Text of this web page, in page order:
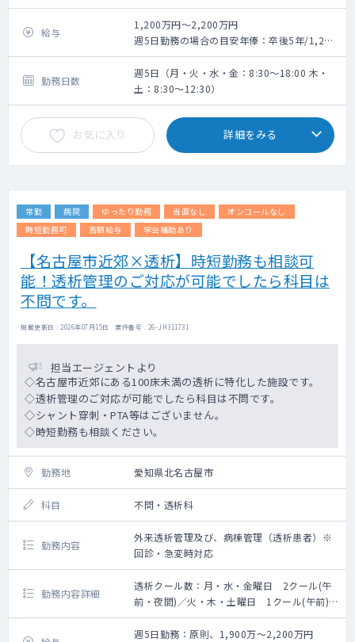
外来診療・病棟管理・内視鏡検査（上部・下
部）
【外来診療】
・4～5コマ程度／週
・専門外来：応相談 1～2コマ程度／週
・受診者数：20～30名程度／コマ
【病棟管理】
・主治医制 5～10名程度
【内視鏡検査】
※電子カルテ有（メーカー：富士通）・PACS
有（メーカー：アストロステージ）
給与
1,200万円～2,200万円
週5日勤務の場合の目安年俸：卒後5年/1,200
万円～1,400万円・卒後10年/1,500万円～
1,700万円・卒後20年/1,800万円～2,000万
円・卒後30年/2,000万円～2,200万円
※上記はあくまで目安の為、詳しくは、面談
を経て、人物・スキルに応じて最終算定
※賞与：あり（但し年俸に含む）※月給賞与
制
勤務日数
週5日（月・火・水・金：8:30～18:00 木・
土：8:30～12:30）
お気に入り 詳細をみる
常勤 病院 ゆったり勤務 当直なし
オンコールなし
時短勤務可
高額給与 学会補助あり
【名古屋市近郊×透析】時短勤務も相談可
能！透析管理のご対応が可能でしたら科目は
不問です。
掲載更新日 : 2026年07月15日 案件番号 : 26-JH311731
担当エージェントより
◇名古屋市近郊にある100床未満の透析に特化した施設です。
◇透析管理のご対応が可能でしたら科目は不問です。
◇シャント穿刺・PTA等はございません。
◇時短勤務も相談ください。
勤務地 愛知県北名古屋市
科目 不問・透析科
勤務内容
外来透析管理及び、病棟管理（透析患者）※
回診・急変時対応
勤務内容詳細
透析クール数：月・水・金曜日 2クール(午
前・夜間)／火・木・土曜日 1クール(午前)
■業務内容：外来透析管理及び、病棟管理(透
析患者)（回診・急変時対応）
週5日勤務：原則、1,900万～2,200万円